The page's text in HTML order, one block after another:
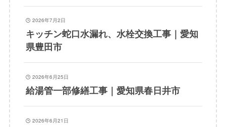
2026年7月2日
キッチン蛇口水漏れ、水栓交換工事｜愛知
県豊田市
2026年6月25日
給湯管一部修繕工事｜愛知県春日井市
2026年6月21日